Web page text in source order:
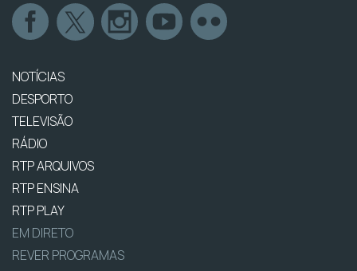
NOTÍCIAS
DESPORTO
TELEVISÃO
RÁDIO
RTP ARQUIVOS
RTP ENSINA
RTP PLAY
EM DIRETO
REVER PROGRAMAS